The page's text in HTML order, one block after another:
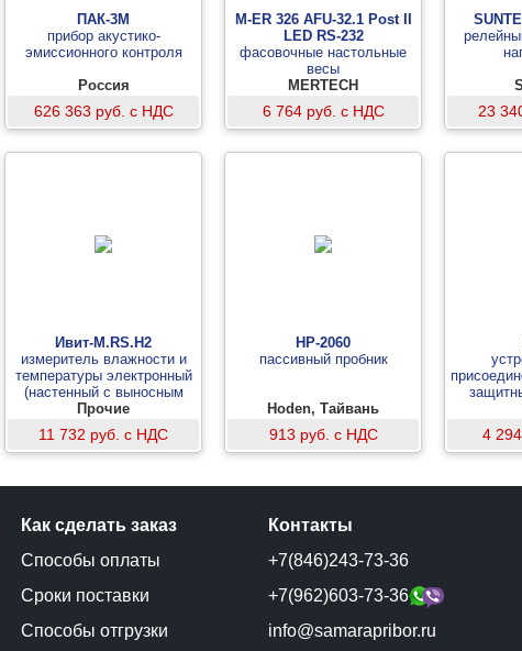
ПАК-3М
прибор акустико-
эмиссионного контроля
Россия
626 363 руб. с НДС
M-ER 326 AFU-32.1 Post II
LED RS-232
фасовочные настольные
весы
MERTECH
6 764 руб. с НДС 23
Ивит-М.RS.Н2
измеритель влажности и
температуры электронный
(настенный с выносным
зондом)
Прочие
11 732 руб. с НДС
HP-2060
пассивный пробник
Hoden, Тайвань
913 руб. с НДС 4
Как сделать заказ
Способы оплаты
Сроки поставки
Способы отгрузки
Контакты
+7(846)243-73-36
+7(962)603-73-36
info@samarapribor.ru